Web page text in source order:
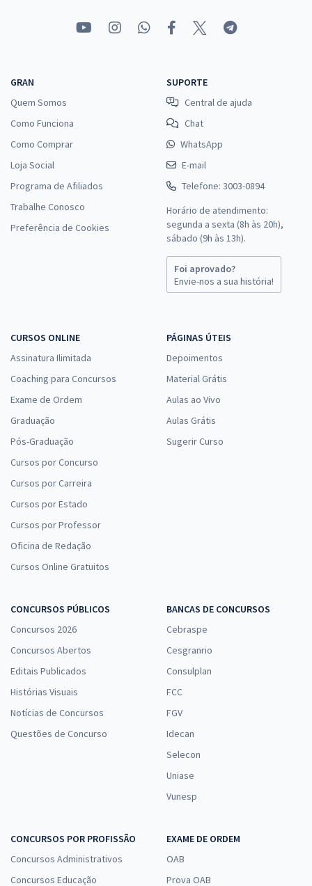
GRAN
Quem Somos
Como Funciona
Como Comprar
Loja Social
Programa de Afiliados
Trabalhe Conosco
Preferência de Cookies
SUPORTE
Central de ajuda
Chat
WhatsApp
E-mail
Telefone: 3003-0894
Horário de atendimento:
segunda a sexta (8h às 20h),
sábado (9h às 13h).
Foi aprovado?
Envie-nos a sua história!
CURSOS ONLINE
Assinatura Ilimitada
Coaching para Concursos
Exame de Ordem
Graduação
Pós-Graduação
Cursos por Concurso
Cursos por Carreira
Cursos por Estado
Cursos por Professor
Oficina de Redação
Cursos Online Gratuitos
PÁGINAS ÚTEIS
Depoimentos
Material Grátis
Aulas ao Vivo
Aulas Grátis
Sugerir Curso
CONCURSOS PÚBLICOS
Concursos 2026
Concursos Abertos
Editais Publicados
Histórias Visuais
Notícias de Concursos
Questões de Concurso
BANCAS DE CONCURSOS
Cebraspe
Cesgranrio
Consulplan
FCC
FGV
Idecan
Selecon
Uniase
Vunesp
CONCURSOS POR PROFISSÃO
Concursos Administrativos
Concursos Educação
EXAME DE ORDEM
OAB
Prova OAB